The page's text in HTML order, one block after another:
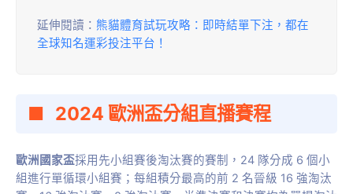
延伸閱讀： 熊貓體育試玩攻略：即時結單下注，都在
全球知名運彩投注平台！
2024 歐洲盃分組直播賽程
歐洲國家盃採用先小組賽後淘汰賽的賽制，24 隊分成 6 個小
組進行單循環小組賽；每組積分最高的前 2 名晉級 16 強淘汰